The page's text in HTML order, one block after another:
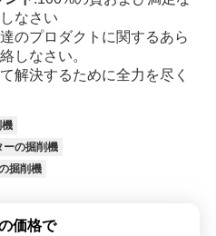
なさい
のプロダクトに関するあら
しなさい。
解決するために全力を尽く
ーの掘削機
掘削機
価格で